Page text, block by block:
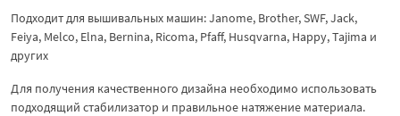
Подходит для вышивальных машин: Janome, Brother, SWF, Jack,
Feiya, Melco, Elna, Bernina, Ricoma, Pfaff, Husqvarna, Happy, Tajima и
других
Для получения качественного дизайна необходимо использовать
подходящий стабилизатор и правильное натяжение материала.